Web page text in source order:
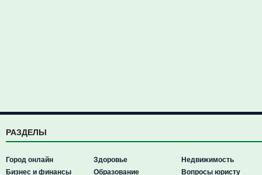
РАЗДЕЛЫ
Город онлайн
Бизнес и финансы
Здоровье
Образование
Недвижимость
Вопросы юристу